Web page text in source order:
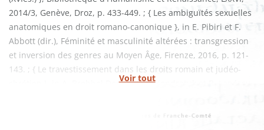
Voir tout
2014/3, Genève, Droz, p. 433-449. ; { Les ambiguïtés sexuelles
anatomiques en droit romano-canonique }, in E. Pibiri et F.
Abbott (dir.), Féminité et masculinité altérées : transgression
et inversion des genres au Moyen Âge, Firenze, 2016, p. 121-
143. ; { Le travestissement dans les droits romain et judéo-
chrétien }, in A. Brobbel Dorsman, L. Kondratuk et B. Lapérou-